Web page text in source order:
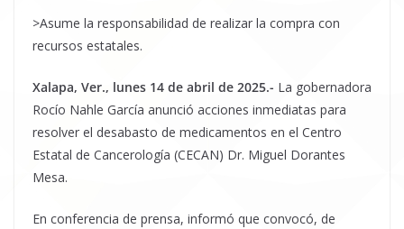
>Asume la responsabilidad de realizar la compra con
recursos estatales.
Xalapa, Ver., lunes 14 de abril de 2025.- La gobernadora
Rocío Nahle García anunció acciones inmediatas para
resolver el desabasto de medicamentos en el Centro
Estatal de Cancerología (CECAN) Dr. Miguel Dorantes
Mesa.
En conferencia de prensa, informó que convocó, de